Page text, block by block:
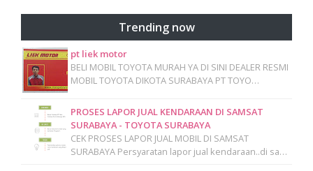
Trending now
pt liek motor
BELI MOBIL TOYOTA MURAH YA DI SINI DEALER RESMI
MOBIL TOYOTA DIKOTA SURABAYA PT TOYO…
PROSES LAPOR JUAL KENDARAAN DI SAMSAT
SURABAYA - TOYOTA SURABAYA
CEK PROSES LAPOR JUAL MOBIL DI SAMSAT
SURABAYA Persyaratan lapor jual kendaraan..di sa…